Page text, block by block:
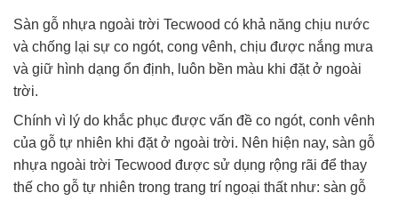
Sàn gỗ nhựa ngoài trời Tecwood có khả năng chịu nước
và chống lại sự co ngót, cong vênh, chịu được nắng mưa
và giữ hình dạng ổn định, luôn bền màu khi đặt ở ngoài
trời.
Chính vì lý do khắc phục được vấn đề co ngót, conh vênh
của gỗ tự nhiên khi đặt ở ngoài trời. Nên hiện nay, sàn gỗ
nhựa ngoài trời Tecwood được sử dụng rộng rãi để thay
thế cho gỗ tự nhiên trong trang trí ngoại thất như: sàn gỗ